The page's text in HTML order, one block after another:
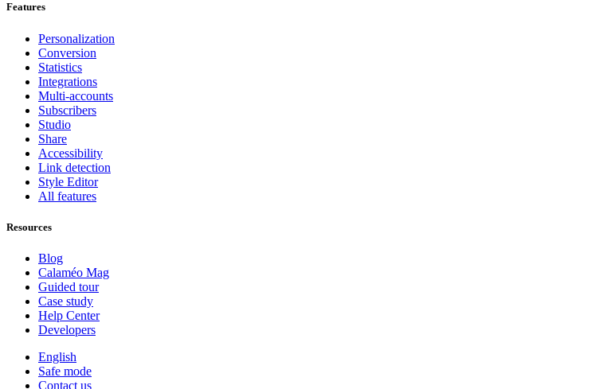
Features
Personalization
Conversion
Statistics
Integrations
Multi-accounts
Subscribers
Studio
Share
Accessibility
Link detection
Style Editor
All features
Resources
Blog
Calaméo Mag
Guided tour
Case study
Help Center
Developers
English
Safe mode
Contact us